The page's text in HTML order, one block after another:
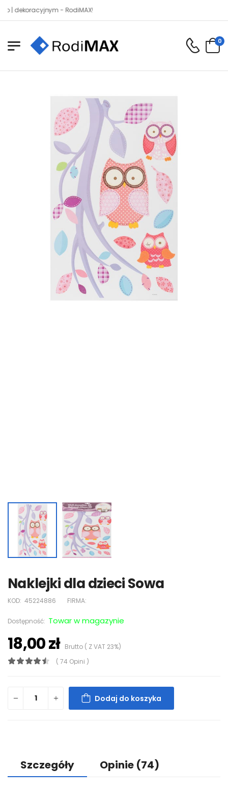
- RodiMAX!
0
Naklejki dla dzieci Sowa
KOD: 45224886 FIRMA:
Dostępność: Towar w magazynie
18,00 złBrutto ( Z VAT 23%)
( 74 Opini )
Dodaj do koszyka
Szczegóły Opinie (74)